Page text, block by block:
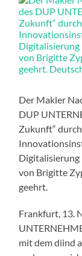
Der Makler
DUP
Zukunft“
Digitalisierung
von Brigitte
geehrt.
Frankfurt, 13.
mit dem diind